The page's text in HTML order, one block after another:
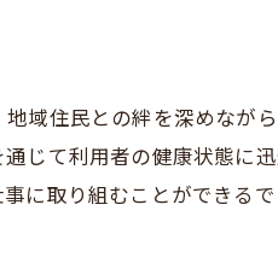
域住民との絆を深めなが
じて利用者の健康状態に
に取り組むことができるで